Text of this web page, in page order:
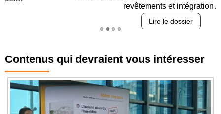
revêtements et intégration…
Contenus qui devraient vous intéresser